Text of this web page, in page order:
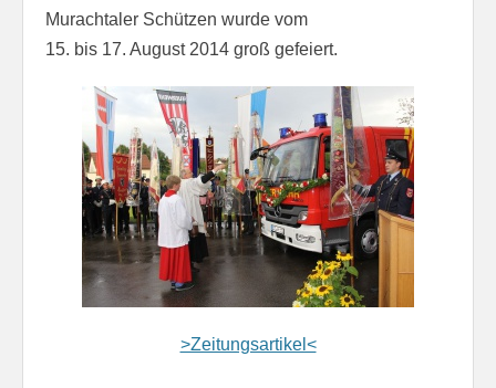
Murachtaler Schützen wurde vom
15. bis 17. August 2014 groß gefeiert.
>Zeitungsartikel<